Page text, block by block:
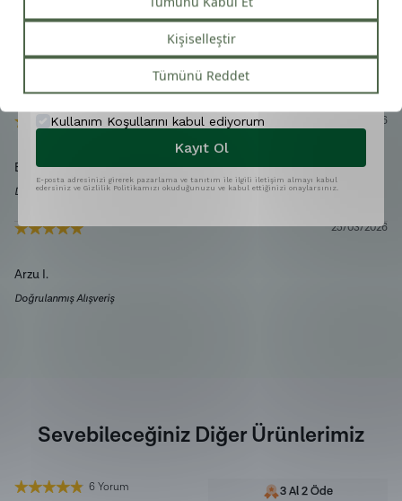
5.00Ortalama Puan
Ela C.
Doğrulanmış Alışveriş
18/05/2026
Arzu I.
Doğrulanmış Alışveriş
25/03/2026
Sevebileceğiniz Diğer Ürünlerimiz
YENİ HASAT 6 Yorum YENİ HASAT3 Al 2 Öde
Telefon
Kullanım Koşullarını kabul ediyorum
Kayıt Ol
E-posta adresinizi girerek pazarlama ve tanıtım ile ilgili iletişim almayı kabul
edersiniz ve Gizlilik Politikamızı okuduğunuzu ve kabul ettiğinizi onaylarsınız.